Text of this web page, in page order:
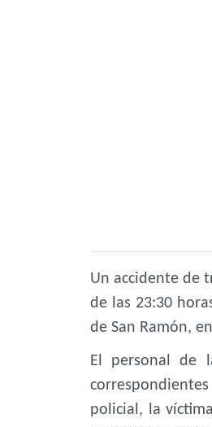
Un accidente de
de las 23:30
de San Ramón,
El personal de
policial, la